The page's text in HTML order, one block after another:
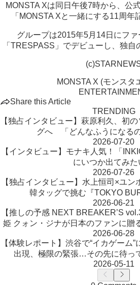
MONSTA Xは同日午後7時から、公
「MONSTA Xと一緒にする11周年
グループは2015年5月14日にフ
「TRESPASS」でデビューし、独自
MONSTA X (モンスタ
Share this Article
TRENDING
【独占インタビュー】萩原利久、初
グへ 「どんなふうになるの
2026-07-20
【インタビュー】モナキ人気！「
にいつか出てみた
2026-07-26
【独占インタビュー】水上恒司×ユ
韓タッグで挑む『TOKYO
2026-06-21
【推しの予感 NEXT BREAKER’S
姫 クォン・ジナが日本のファンに贈
2026-06-28
【体験レポート】渋谷で“イカゲーム
出現、極限の緊張…その先に待っ
2026-05-11